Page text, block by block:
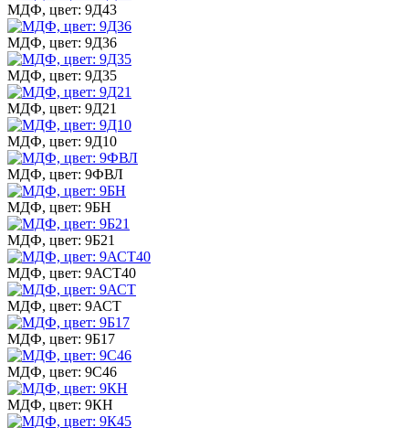
МДФ, цвет: 9Д43
МДФ, цвет: 9Д36
МДФ, цвет: 9Д35
МДФ, цвет: 9Д21
МДФ, цвет: 9Д10
МДФ, цвет: 9ФВЛ
МДФ, цвет: 9БН
МДФ, цвет: 9Б21
МДФ, цвет: 9АСТ40
МДФ, цвет: 9АСТ
МДФ, цвет: 9Б17
МДФ, цвет: 9С46
МДФ, цвет: 9КН